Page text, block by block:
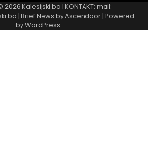
2026 Kalesijski.ba I KONTAKT: mail:
| Brief News byAscendoor| Powered
byWordPress.